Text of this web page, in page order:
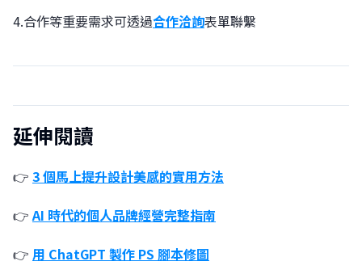
4.合作等重要需求可透過合作洽詢表單聯繫
延伸閱讀
👉 3 個馬上提升設計美感的實用方法
👉 AI 時代的個人品牌經營完整指南
👉 用 ChatGPT 製作 PS 腳本修圖